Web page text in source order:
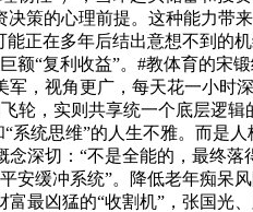
策的心理前提。这种能力带
正在多年后结出意想不到的
“复利收益”。#教体育的宋
，视角更广，每天花一小时
轮，实则共享统一个底层逻
系统思维”的人生不雅。而是
深切：“不是全能的，最终落
安缓冲系统”。降低老年痴呆
最凶猛的“收割机”，张国光